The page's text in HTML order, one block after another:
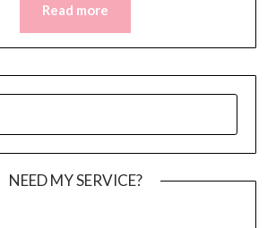
Read more
NEED MY SERVICE?